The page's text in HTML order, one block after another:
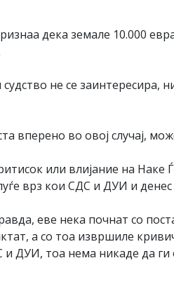
дека земале 10.000 евра
не се заинтересира,
вперено во овој случај,
или влијание на
врз кои СДС и ДУИ и
еве нека почнат со
а со тоа извршиле
ДУИ, тоа нема никаде да ги